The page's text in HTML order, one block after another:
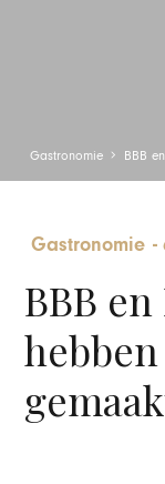
Gastronomie BBB
Gastronomie -
BBB